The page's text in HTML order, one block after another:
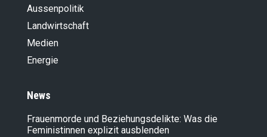
Aussenpolitik
Landwirt­schaft
Medien
Energie
News
Frauenmorde und Beziehungsdelikte: Was die
Feministinnen explizit ausblenden